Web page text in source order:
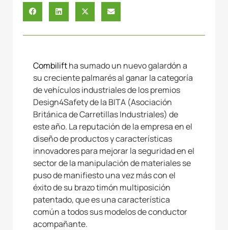
Combiliftha sumado un nuevo galardón a
su creciente palmarés al ganar la categoría
de vehículos industriales de los premios
Design4Safety de la BITA (Asociación
Británica de Carretillas Industriales) de
este año. La reputación de la empresa en el
diseño de productos y características
innovadores para mejorar la seguridad en el
sector de la manipulación de materiales se
puso de manifiesto una vez más con el
éxito de su brazo timón multiposición
patentado, que es una característica
común a todos sus modelos de conductor
acompañante.